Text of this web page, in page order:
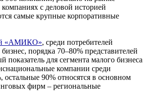
с деловой историей
самые крупные корпоративные
«АМИКО», среди потребителей
порядка 70–80% представителей
для сегмента малого бизнеса
компании среди
остальные 90% относятся в основном
фирм – региональные